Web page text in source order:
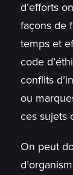
d’efforts
façons de
temps et
code
conflits
ou
ces sujets
On peut